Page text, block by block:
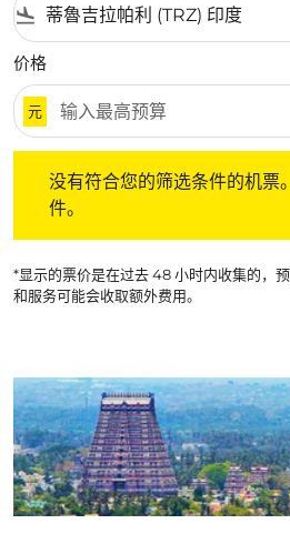
flight_land
价格
元
没有符合您的筛选条件的机票
件。
*显示的票价是在过去 48 小时内收集的，
和服务可能会收取额外费用。